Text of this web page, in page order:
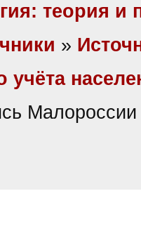
теория и
»
учёта